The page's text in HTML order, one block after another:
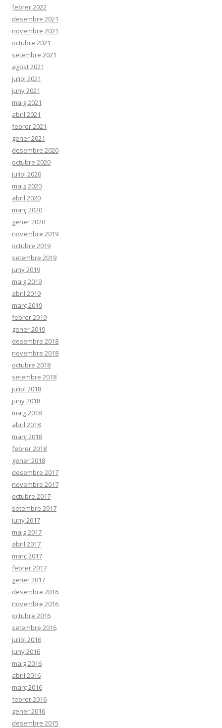
febrer 2022
desembre 2021
novembre 2021
octubre 2021
setembre 2021
agost 2021
juliol 2021
juny 2021
maig 2021
abril 2021
febrer 2021
gener 2021
desembre 2020
octubre 2020
juliol 2020
maig 2020
abril 2020
març 2020
gener 2020
novembre 2019
octubre 2019
setembre 2019
juny 2019
maig 2019
abril 2019
març 2019
febrer 2019
gener 2019
desembre 2018
novembre 2018
octubre 2018
setembre 2018
juliol 2018
juny 2018
maig 2018
abril 2018
març 2018
febrer 2018
gener 2018
desembre 2017
novembre 2017
octubre 2017
setembre 2017
juny 2017
maig 2017
abril 2017
març 2017
febrer 2017
gener 2017
desembre 2016
novembre 2016
octubre 2016
setembre 2016
juliol 2016
juny 2016
maig 2016
abril 2016
març 2016
febrer 2016
gener 2016
desembre 2015